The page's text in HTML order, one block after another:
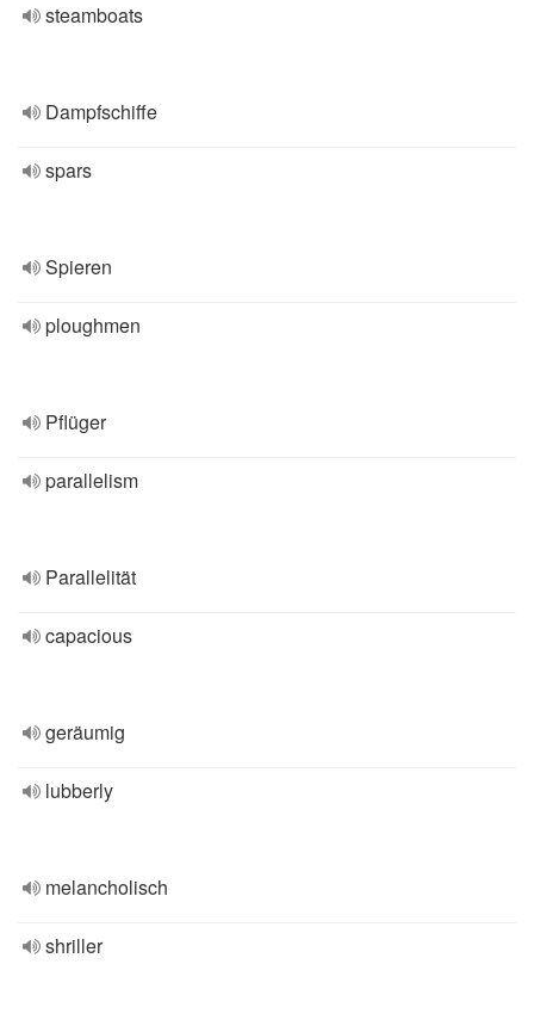
steamboats
Dampfschiffe
spars
Spieren
ploughmen
Pflüger
parallelism
Parallelität
capacious
geräumig
lubberly
melancholisch
shriller